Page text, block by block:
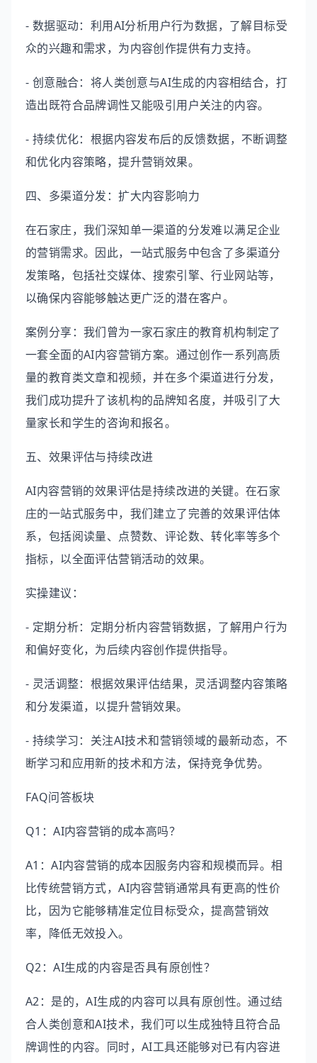
- 数据驱动：利用AI分析用户行为数据，了解目标受
众的兴趣和需求，为内容创作提供有力支持。
- 创意融合：将人类创意与AI生成的内容相结合，打
造出既符合品牌调性又能吸引用户关注的内容。
- 持续优化：根据内容发布后的反馈数据，不断调整
和优化内容策略，提升营销效果。
四、多渠道分发：扩大内容影响力
在石家庄，我们深知单一渠道的分发难以满足企业
的营销需求。因此，一站式服务中包含了多渠道分
发策略，包括社交媒体、搜索引擎、行业网站等，
以确保内容能够触达更广泛的潜在客户。
案例分享：我们曾为一家石家庄的教育机构制定了
一套全面的AI内容营销方案。通过创作一系列高质
量的教育类文章和视频，并在多个渠道进行分发，
我们成功提升了该机构的品牌知名度，并吸引了大
量家长和学生的咨询和报名。
五、效果评估与持续改进
AI内容营销的效果评估是持续改进的关键。在石家
庄的一站式服务中，我们建立了完善的效果评估体
系，包括阅读量、点赞数、评论数、转化率等多个
指标，以全面评估营销活动的效果。
实操建议：
- 定期分析：定期分析内容营销数据，了解用户行为
和偏好变化，为后续内容创作提供指导。
- 灵活调整：根据效果评估结果，灵活调整内容策略
和分发渠道，以提升营销效果。
- 持续学习：关注AI技术和营销领域的最新动态，不
断学习和应用新的技术和方法，保持竞争优势。
FAQ问答板块
Q1：AI内容营销的成本高吗？
A1：AI内容营销的成本因服务内容和规模而异。相
比传统营销方式，AI内容营销通常具有更高的性价
比，因为它能够精准定位目标受众，提高营销效
率，降低无效投入。
Q2：AI生成的内容是否具有原创性？
A2：是的，AI生成的内容可以具有原创性。通过结
合人类创意和AI技术，我们可以生成独特且符合品
牌调性的内容。同时，AI工具还能够对已有内容进